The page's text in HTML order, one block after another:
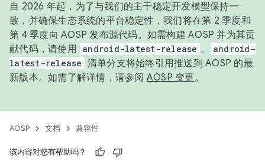
自 2026 年起，为了与我们的主干稳定开发模型保持一
致，并确保生态系统的平台稳定性，我们将在第 2 季度和
第 4 季度向 AOSP 发布源代码。如需构建 AOSP 并为其贡
献代码，请使用 android-latest-release 。
android-
latest-release 清单分支将始终引用推送到 AOSP 的最
新版本。如需了解详情，请参阅 AOSP 变更。
AOSP 文档 兼容性
该内容对您有帮助吗？